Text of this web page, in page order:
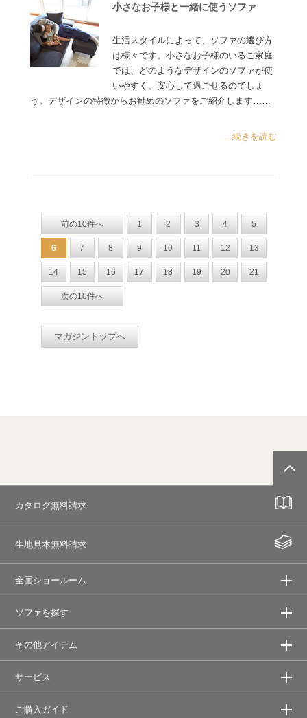
小さなお子様と一緒に使うソファ
生活スタイルによって、ソファの選び方
は様々です。小さなお子様のいるご家庭
では、どのようなデザインのソファが使
いやすく、安心して過ごせるのでしょ
う。デザインの特徴からお勧めのソファをご紹介します……
...続きを読む
前の10件へ 1 2 3 4 5
6 7 8 9 10 11 12 13
14 15 16 17 18 19 20 21
次の10件へ
マガジントップへ
カタログ無料請求
生地見本無料請求
全国ショールーム
ソファを探す
その他アイテム
サービス
ご購入ガイド